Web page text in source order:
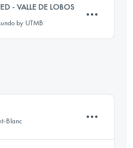
M+
- VALLE DE LOBOS
by UTMB
voir l'UTMB Index
Blanc